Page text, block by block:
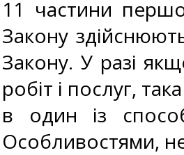
11 частини
Закону
Закону. У разі
робіт і послуг,
в один із
Особливостями,